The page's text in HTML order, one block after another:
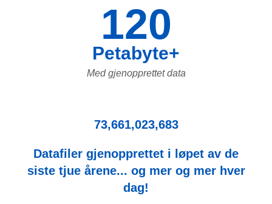
120
Petabyte+
Med gjenopprettet data
73,661,023,683
Datafiler gjenopprettet i løpet av de
siste tjue årene... og mer og mer hver
dag!